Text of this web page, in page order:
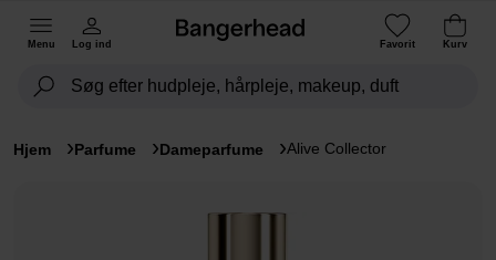
Menu Log ind Favorit Kurv
Hjem Parfume Dameparfume Alive Collector